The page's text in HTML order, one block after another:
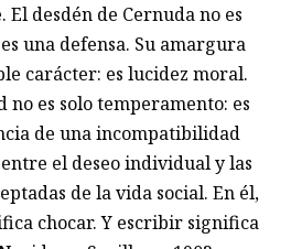
El desdén de Cernuda no es
una defensa. Su amargura
carácter: es lucidez moral.
no es solo temperamento: es
de una incompatibilidad
el deseo individual y las
de la vida social. En él,
chocar. Y escribir significa